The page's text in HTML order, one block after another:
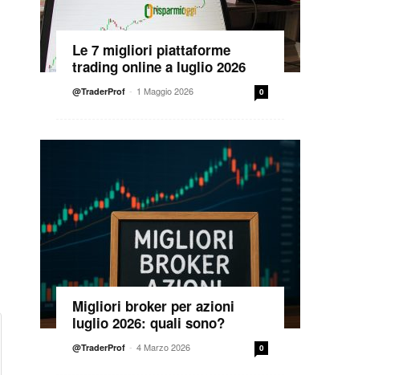
Le 7 migliori piattaforme
trading online a luglio 2026
@TraderProf - 1 Maggio 2026 0
Migliori broker per azioni
luglio 2026: quali sono?
@TraderProf - 4 Marzo 2026 0